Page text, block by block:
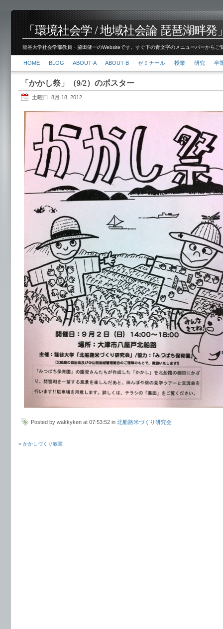
「環境社会学 / 地域社会論 琵琶湖畔発
龍谷大学社会学部教員・脇田健一のWebsiteです。すぐ下の青文字のメニューバーから
HOME BLOG ABOUT-A ABOUT-B ゼミナール 授業 研究 卒
「かかし祭」（9/2）のポスター
土曜日, 8月 18, 2012
Posted by wakkyken at 07:53:52 in 北船路米づくり研究会
« かかしづくり教室